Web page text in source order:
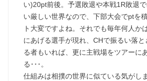
い)20pt前後。予選敗退や本戦1R敗退
い厳しい世界なので、下部大会でptを
ト大変ですよね。それでも毎年何人
にあげる選手が現れ、CHで振るい落
る者もいれば、更に主戦場をツアーに
る･･･。
仕組みは相撲の世界に似ている気がし